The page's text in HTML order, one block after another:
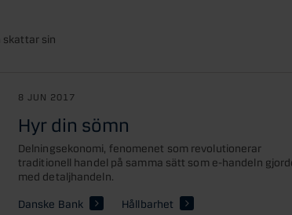
skattar sin
8 JUN 2017
Hyr din sömn
Delningsekonomi, fenomenet som revolutionerar
traditionell handel på samma sätt som e-handeln
med detaljhandeln.
Danske Bank
Hållbarhet